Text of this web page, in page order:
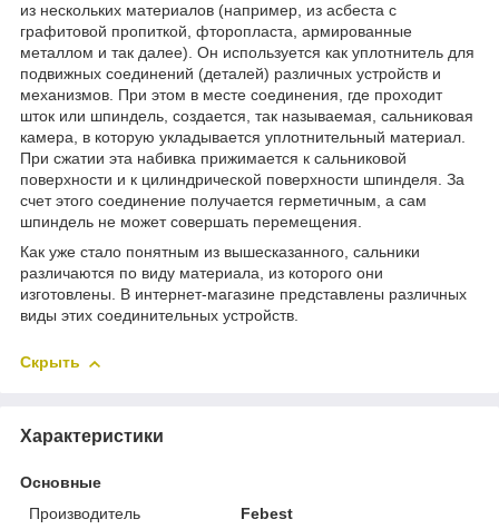
из нескольких материалов (например, из асбеста с
графитовой пропиткой, фторопласта, армированные
металлом и так далее). Он используется как уплотнитель для
подвижных соединений (деталей) различных устройств и
механизмов. При этом в месте соединения, где проходит
шток или шпиндель, создается, так называемая, сальниковая
камера, в которую укладывается уплотнительный материал.
При сжатии эта набивка прижимается к сальниковой
поверхности и к цилиндрической поверхности шпинделя. За
счет этого соединение получается герметичным, а сам
шпиндель не может совершать перемещения.
Как уже стало понятным из вышесказанного, сальники
различаются по виду материала, из которого они
изготовлены. В интернет-магазине представлены различных
виды этих соединительных устройств.
Скрыть
Характеристики
Основные
Производитель
Febest